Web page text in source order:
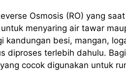
Osmosis (RO) yang
menyaring air tawar
kandungan besi, mangan,
diproses terlebih dahulu.
cocok digunakan untuk